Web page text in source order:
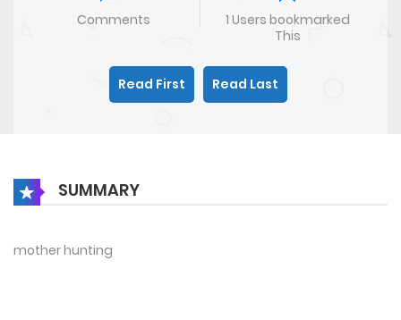
Comments
1 Users bookmarked
This
Read First Read Last
SUMMARY
mother hunting